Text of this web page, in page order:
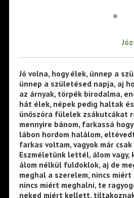
•
Jó volna, hogy élek, ünnep a
ünnep a születésed napja, aj
az árnyak, törpék birodalma,
hát élek, népek pedig haltak
ünőszóra fülelek zsákutcákat
mennyire bánom, farkassá
lábon hordom halálom,
farkas voltam, vagyok már csak
Eszméletünk lettél, álom vagy,
álom nélkül fuldoklok, aj de
meghal a szerelem, nincs miért
nincs miért meghalni, te
neked miért kellett,